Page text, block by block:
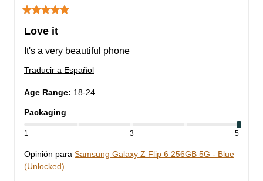
Love it
It's a very beautiful phone
Traducir a Español
Age Range: 18-24
Packaging
1 3 5
Opinión para Samsung Galaxy Z Flip 6 256GB 5G - Blue
(Unlocked)